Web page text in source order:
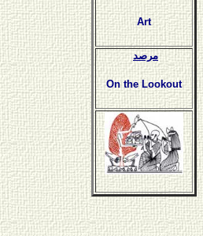
Art
مرصد
On the Lookout